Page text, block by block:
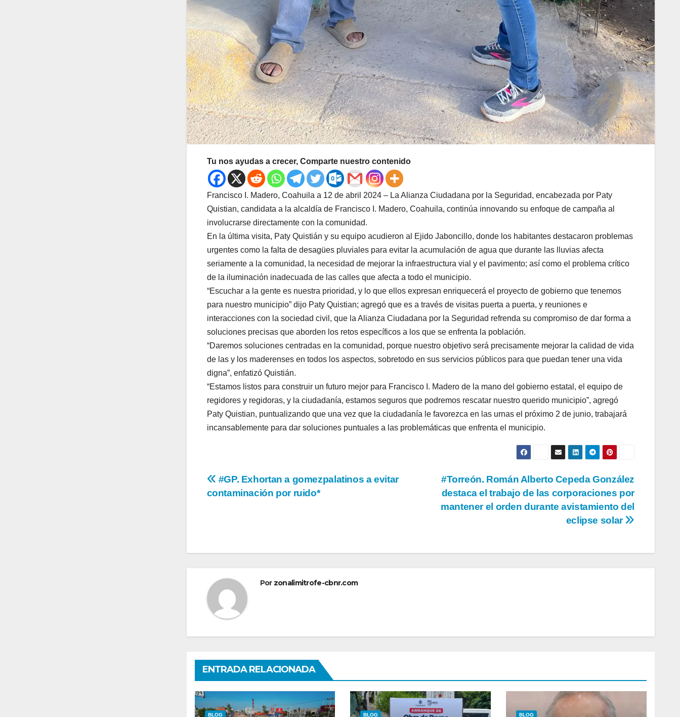
Tu nos ayudas a crecer, Comparte nuestro contenido
Francisco I. Madero, Coahuila a 12 de abril 2024 – La Alianza Ciudadana por la Seguridad, encabezada por Paty
Quistian, candidata a la alcaldía de Francisco I. Madero, Coahuila, continúa innovando su enfoque de campaña al
involucrarse directamente con la comunidad.
En la última visita, Paty Quistián y su equipo acudieron al Ejido Jaboncillo, donde los habitantes destacaron problemas
urgentes como la falta de desagües pluviales para evitar la acumulación de agua que durante las lluvias afecta
seriamente a la comunidad, la necesidad de mejorar la infraestructura vial y el pavimento; así como el problema crítico
de la iluminación inadecuada de las calles que afecta a todo el municipio.
“Escuchar a la gente es nuestra prioridad, y lo que ellos expresan enriquecerá el proyecto de gobierno que tenemos
para nuestro municipio” dijo Paty Quistian; agregó que es a través de visitas puerta a puerta, y reuniones e
interacciones con la sociedad civil, que la Alianza Ciudadana por la Seguridad refrenda su compromiso de dar forma a
soluciones precisas que aborden los retos específicos a los que se enfrenta la población.
“Daremos soluciones centradas en la comunidad, porque nuestro objetivo será precisamente mejorar la calidad de vida
de las y los maderenses en todos los aspectos, sobretodo en sus servicios públicos para que puedan tener una vida
digna”, enfatizó Quistián.
“Estamos listos para construir un futuro mejor para Francisco I. Madero de la mano del gobierno estatal, el equipo de
regidores y regidoras, y la ciudadanía, estamos seguros que podremos rescatar nuestro querido municipio”, agregó
Paty Quistian, puntualizando que una vez que la ciudadanía le favorezca en las urnas el próximo 2 de junio, trabajará
incansablemente para dar soluciones puntuales a las problemáticas que enfrenta el municipio.
Navegación
#Torreón. Román Alberto Cepeda González
destaca el trabajo de las corporaciones por
mantener el orden durante avistamiento del
eclipse solar
#GP. Exhortan a gomezpalatinos a evitar
contaminación por ruido*
Por zonalimitrofe-cbnr.com
ENTRADA RELACIONADA
BLOG BLOG BLOG